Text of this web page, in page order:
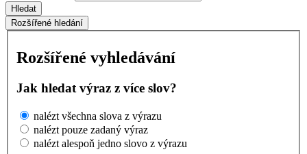
Hledat
Rozšířené hledání
Rozšířené vyhledávání
Jak hledat výraz z více slov?
nalézt všechna slova z výrazu
nalézt pouze zadaný výraz
nalézt alespoň jedno slovo z výrazu